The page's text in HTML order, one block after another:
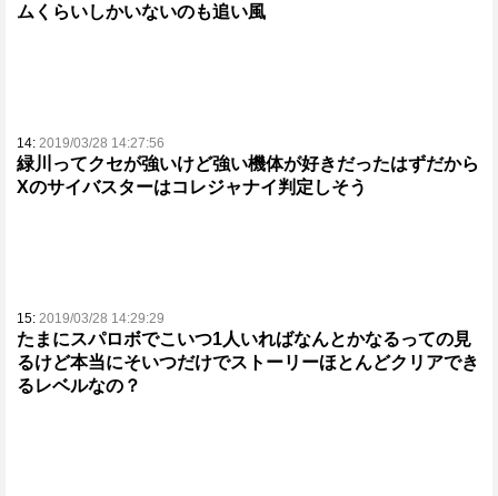
ムくらいしかいないのも追い風
14: 2019/03/28 14:27:56
緑川ってクセが強いけど強い機体が好きだったはずだから
Xのサイバスターはコレジャナイ判定しそう
15: 2019/03/28 14:29:29
たまにスパロボでこいつ1人いればなんとかなるっての見
るけど本当にそいつだけでストーリーほとんどクリアでき
るレベルなの？